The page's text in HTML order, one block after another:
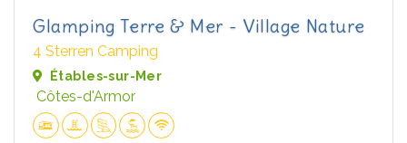
Glamping Terre & Mer - Village Nature
4 Sterren Camping
Étables-sur-Mer
Côtes-d'Armor